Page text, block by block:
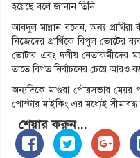
হয়েছে বলে জানান তিনি।
আবদুল মান্নান বলেন, অন্য
নিজেদের প্রার্থিকে বিপুল ভোটের
ভোটার এবং দলীয় নেতাকর্মীদের
তাতে বিগত নির্বাচনের চেয়ে আরও
অন্যদিকে মাগুরা পৌরসভার মেয়র
পোস্টার মাইকিং এর মধ্যেই সীমাবদ্ধ
শেয়ার করুন...